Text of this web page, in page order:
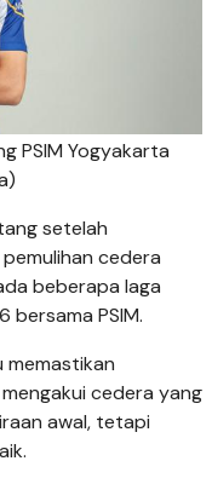
PSIM Yogyakarta
setelah
cedera
beberapa laga
bersama PSIM.
memastikan
cedera yang
awal, tetapi